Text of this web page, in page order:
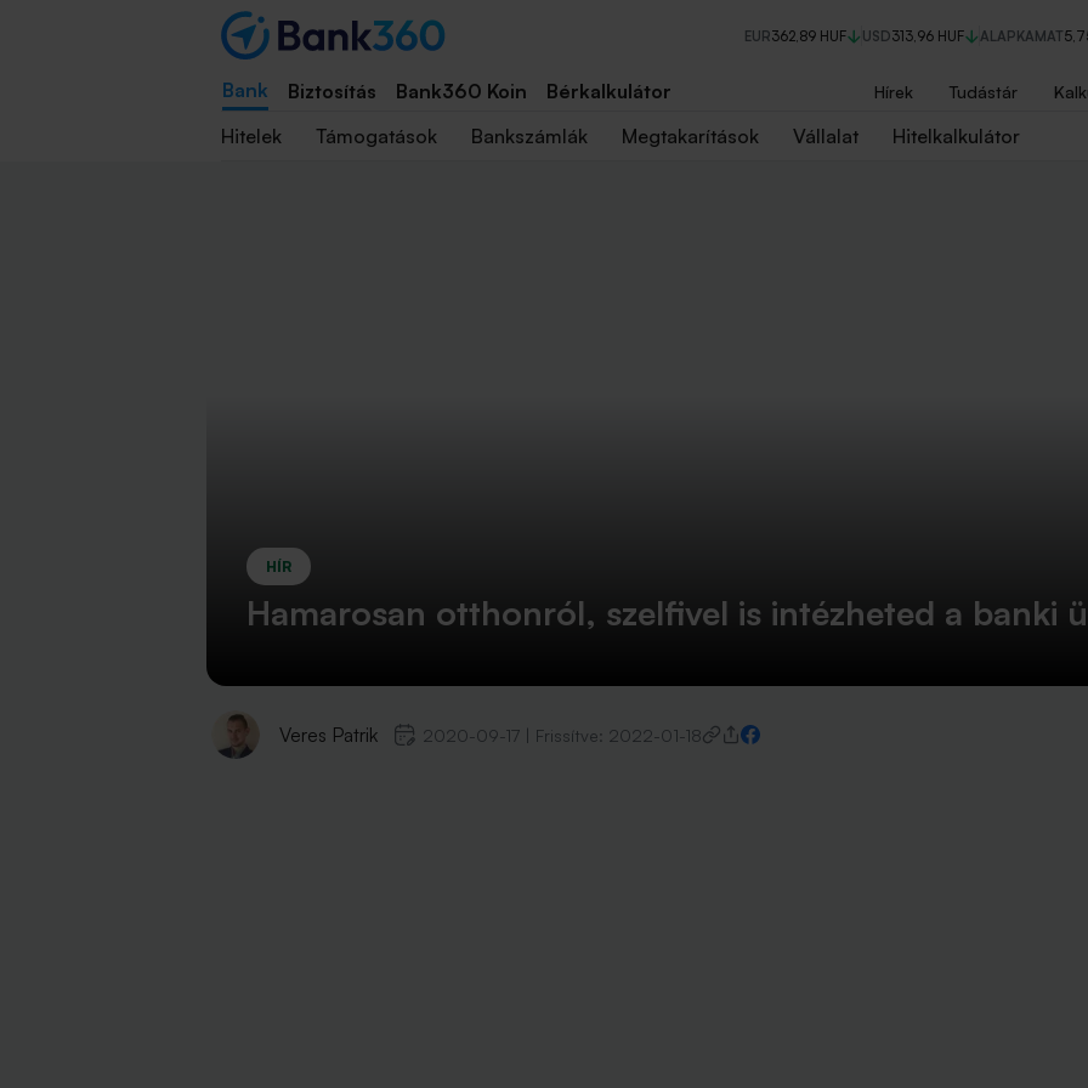
EUR362,89 HUF USD313,96 HUF ALAPKAMAT
Bank Biztosítás Bank360 Koin Bérkalkulátor Hírek Tudástár
Hitelek
Támogatások Bankszámlák Megtakarítások Vállalat Hitelkalkulátor
HÍR
Hamarosan otthonról, szelfivel is intézheted a banki
Veres Patrik 2020-09-17 Frissítve: 2022-01-18